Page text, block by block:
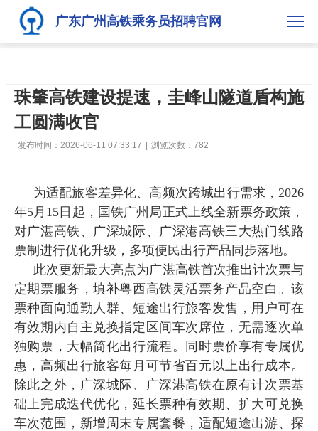
广东广州高铁乘务员招聘官网
珠肇高铁建设提速，圭峰山隧道盾构施
工圆满收官
发布时间：2026-06-11 07:33:17 | 浏览次数： 782
为适配旅客差异化、高频次跨城出行需求，2026
年5月15日起，国铁广州局正式上线全新票务政策，
对广湛高铁、广深城际、广深港高铁三大热门线路
票制进行优化升级，多项便民出行产品同步落地。
此次更新最大亮点为广湛高铁首次推出计次票与
定期票服务，填补粤西高铁灵活票务产品空白。该
票种面向通勤人群、短途出行旅客发售，用户可在
有效期内自主兑换指定区间车次席位，无需逐次单
独购票，大幅简化出行流程。同时票价享有专属优
惠，高频出行旅客每月可节省百元以上出行成本。
除此之外，广深城际、广深港高铁在原有计次票基
础上完成迭代优化，延长票种有效期、扩大可兑换
车次范围，新增周末专属套餐，适配短途出游、探